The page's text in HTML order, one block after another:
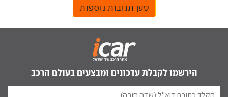
טען תגובות נוספות
הירשמו לקבלת עדכונים ומבצעים בעולם הרכב